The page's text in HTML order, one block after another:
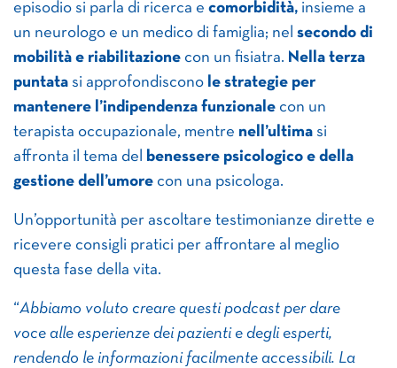
episodio si parla di ricerca e comorbidità, insieme a
un neurologo e un medico di famiglia; nel secondo di
mobilità e riabilitazione con un fisiatra. Nella terza
puntata si approfondiscono le strategie per
mantenere l’indipendenza funzionale con un
terapista occupazionale, mentre nell’ultima si
affronta il tema del
benessere psicologico e della
gestione dell’umore con una psicologa.
Un’opportunità per ascoltare testimonianze dirette e
ricevere consigli pratici per affrontare al meglio
questa fase della vita.
“Abbiamo voluto creare questi podcast per dare
voce alle esperienze dei pazienti e degli esperti,
rendendo le informazioni facilmente accessibili. La